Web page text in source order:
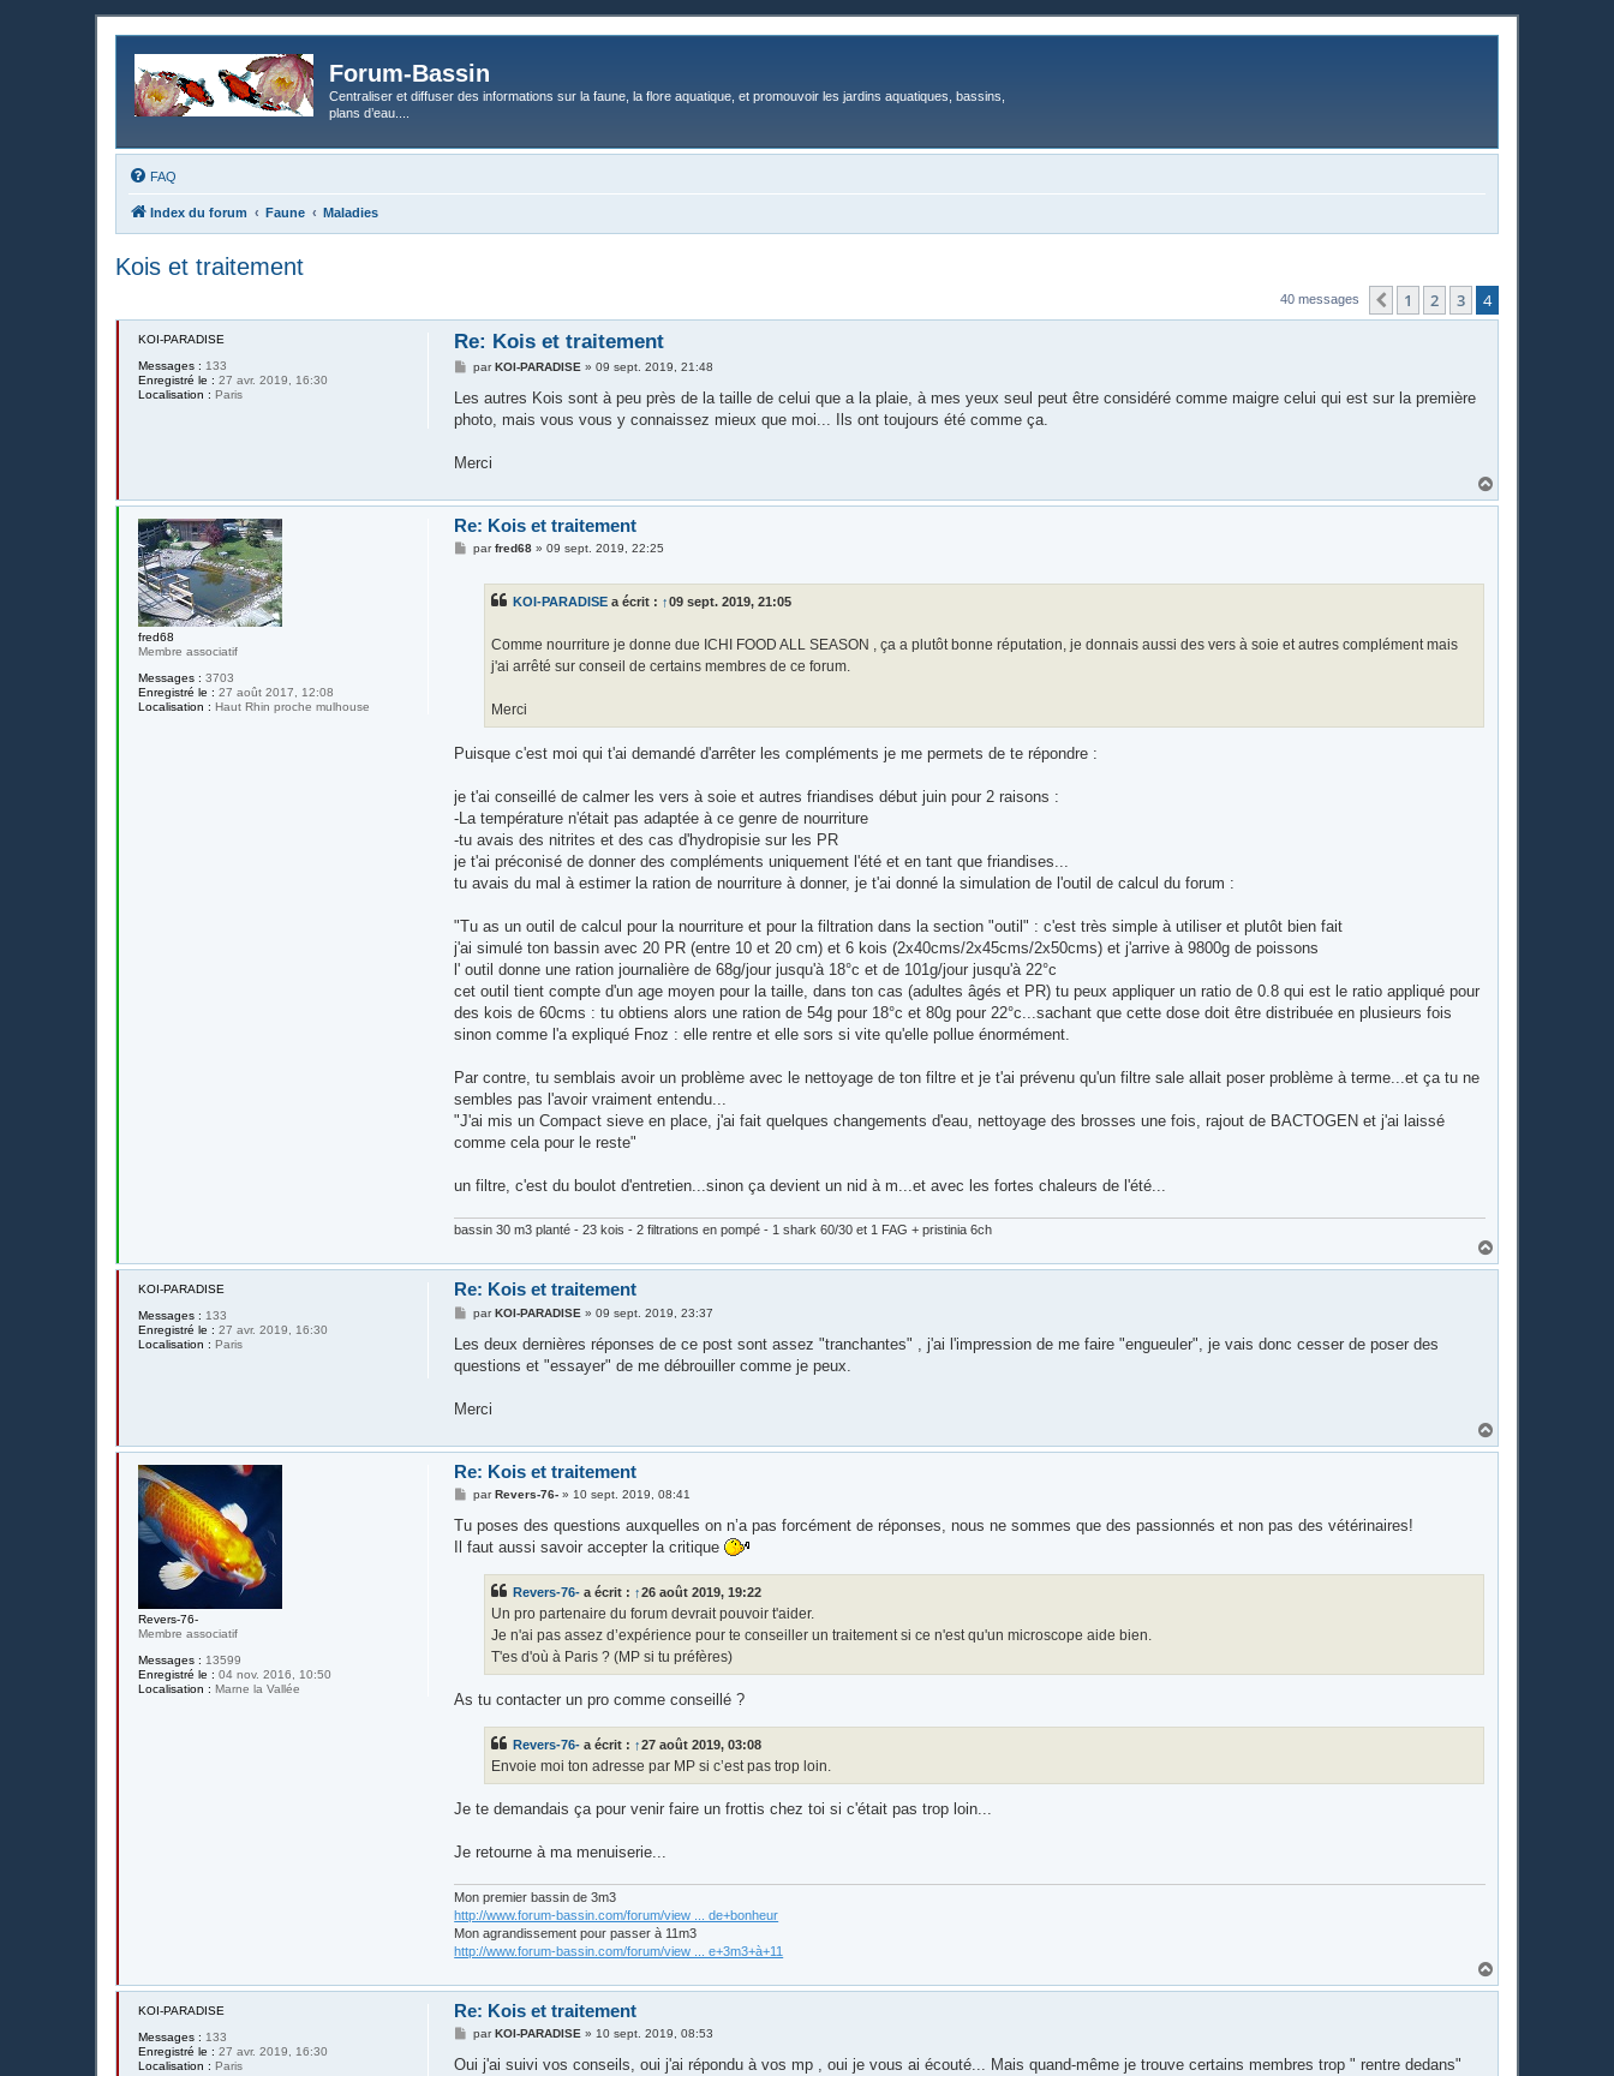
Forum-Bassin
Centraliser et diffuser des informations sur la faune, la flore aquatique, et promouvoir les jardins aquatiques, bassins,
plans d’eau....
FAQ
Index du forum Faune Maladies
Kois et traitement
40 messages Précédente
1 2 3 4
KOI-PARADISE
Messages : 133
Enregistré le : 27 avr. 2019, 16:30
Localisation : Paris
Re: Kois et traitement
M
s
a
parKOI-PARADISE »09 sept. 2019, 21:48
Les autres Kois sont à peu près de la taille de celui que a la plaie, à mes yeux seul peut être considéré comme maigre celui qui est sur la première
photo, mais vous vous y connaissez mieux que moi... Ils ont toujours été comme ça.
Merci
a
fred68
Membre associatif
Messages : 3703
Enregistré le : 27 août 2017, 12:08
Localisation : Haut Rhin proche mulhouse
Re: Kois et traitement
Mparfred68 »09 sept. 2019, 22:25
KOI-PARADISE a écrit : ↑09 sept. 2019, 21:05
Comme nourriture je donne due ICHI FOOD ALL SEASON , ça a plutôt bonne réputation, je donnais aussi des vers à soie et autres complément mais
j'ai arrêté sur conseil de certains membres de ce forum.
Merci
Puisque c'est moi qui t'ai demandé d'arrêter les compléments je me permets de te répondre :
je t'ai conseillé de calmer les vers à soie et autres friandises début juin pour 2 raisons :
-La température n'était pas adaptée à ce genre de nourriture
-tu avais des nitrites et des cas d'hydropisie sur les PR
je t'ai préconisé de donner des compléments uniquement l'été et en tant que friandises...
tu avais du mal à estimer la ration de nourriture à donner, je t'ai donné la simulation de l'outil de calcul du forum :
"Tu as un outil de calcul pour la nourriture et pour la filtration dans la section "outil" : c'est très simple à utiliser et plutôt bien fait
j'ai simulé ton bassin avec 20 PR (entre 10 et 20 cm) et 6 kois (2x40cms/2x45cms/2x50cms) et j'arrive à 9800g de poissons
l' outil donne une ration journalière de 68g/jour jusqu'à 18°c et de 101g/jour jusqu'à 22°c
cet outil tient compte d'un age moyen pour la taille, dans ton cas (adultes âgés et PR) tu peux appliquer un ratio de 0.8 qui est le ratio appliqué pour
des kois de 60cms : tu obtiens alors une ration de 54g pour 18°c et 80g pour 22°c...sachant que cette dose doit être distribuée en plusieurs fois
sinon comme l'a expliqué Fnoz : elle rentre et elle sors si vite qu'elle pollue énormément.
Par contre, tu semblais avoir un problème avec le nettoyage de ton filtre et je t'ai prévenu qu'un filtre sale allait poser problème à terme...et ça tu ne
sembles pas l'avoir vraiment entendu...
"J'ai mis un Compact sieve en place, j'ai fait quelques changements d'eau, nettoyage des brosses une fois, rajout de BACTOGEN et j'ai laissé
comme cela pour le reste"
un filtre, c'est du boulot d'entretien...sinon ça devient un nid à m...et avec les fortes chaleurs de l'été...
bassin 30 m3 planté - 23 kois - 2 filtrations en pompé - 1 shark 60/30 et 1 FAG + pristinia 6ch
a
KOI-PARADISE
Messages : 133
Enregistré le : 27 avr. 2019, 16:30
Localisation : Paris
Re: Kois et traitement
M
s
a
parKOI-PARADISE »09 sept. 2019, 23:37
Les deux dernières réponses de ce post sont assez "tranchantes" , j'ai l'impression de me faire "engueuler", je vais donc cesser de poser des
questions et "essayer" de me débrouiller comme je peux.
Merci
a
Revers-76-
Membre associatif
Messages : 13599
Enregistré le : 04 nov. 2016, 10:50
Localisation : Marne la Vallée
Re: Kois et traitement
M
s
a
par Revers-76- »10 sept. 2019, 08:41
Tu poses des questions auxquelles on n’a pas forcément de réponses, nous ne sommes que des passionnés et non pas des vétérinaires!
Il faut aussi savoir accepter la critique
Revers-76- a écrit : ↑26 août 2019, 19:22
Un pro partenaire du forum devrait pouvoir t'aider.
Je n'ai pas assez d’expérience pour te conseiller un traitement si ce n'est qu'un microscope aide bien.
T'es d'où à Paris ? (MP si tu préfères)
As tu contacter un pro comme conseillé ?
Revers-76- a écrit : ↑27 août 2019, 03:08
Envoie moi ton adresse par MP si c’est pas trop loin.
Je te demandais ça pour venir faire un frottis chez toi si c'était pas trop loin...
Je retourne à ma menuiserie...
Mon premier bassin de 3m3
http://www.forum-bassin.com/forum/view ... de+bonheur
Mon agrandissement pour passer à 11m3
http://www.forum-bassin.com/forum/view ... e+3m3+à+11
a
KOI-PARADISE
Messages : 133
Enregistré le : 27 avr. 2019, 16:30
Localisation : Paris
Re: Kois et traitement
M
s
parKOI-PARADISE » 10 sept. 2019, 08:53
Oui j'ai suivi vos conseils, oui j'ai répondu à vos mp , oui je vous ai écouté... Mais quand-même je trouve certains membres trop " rentre dedans"